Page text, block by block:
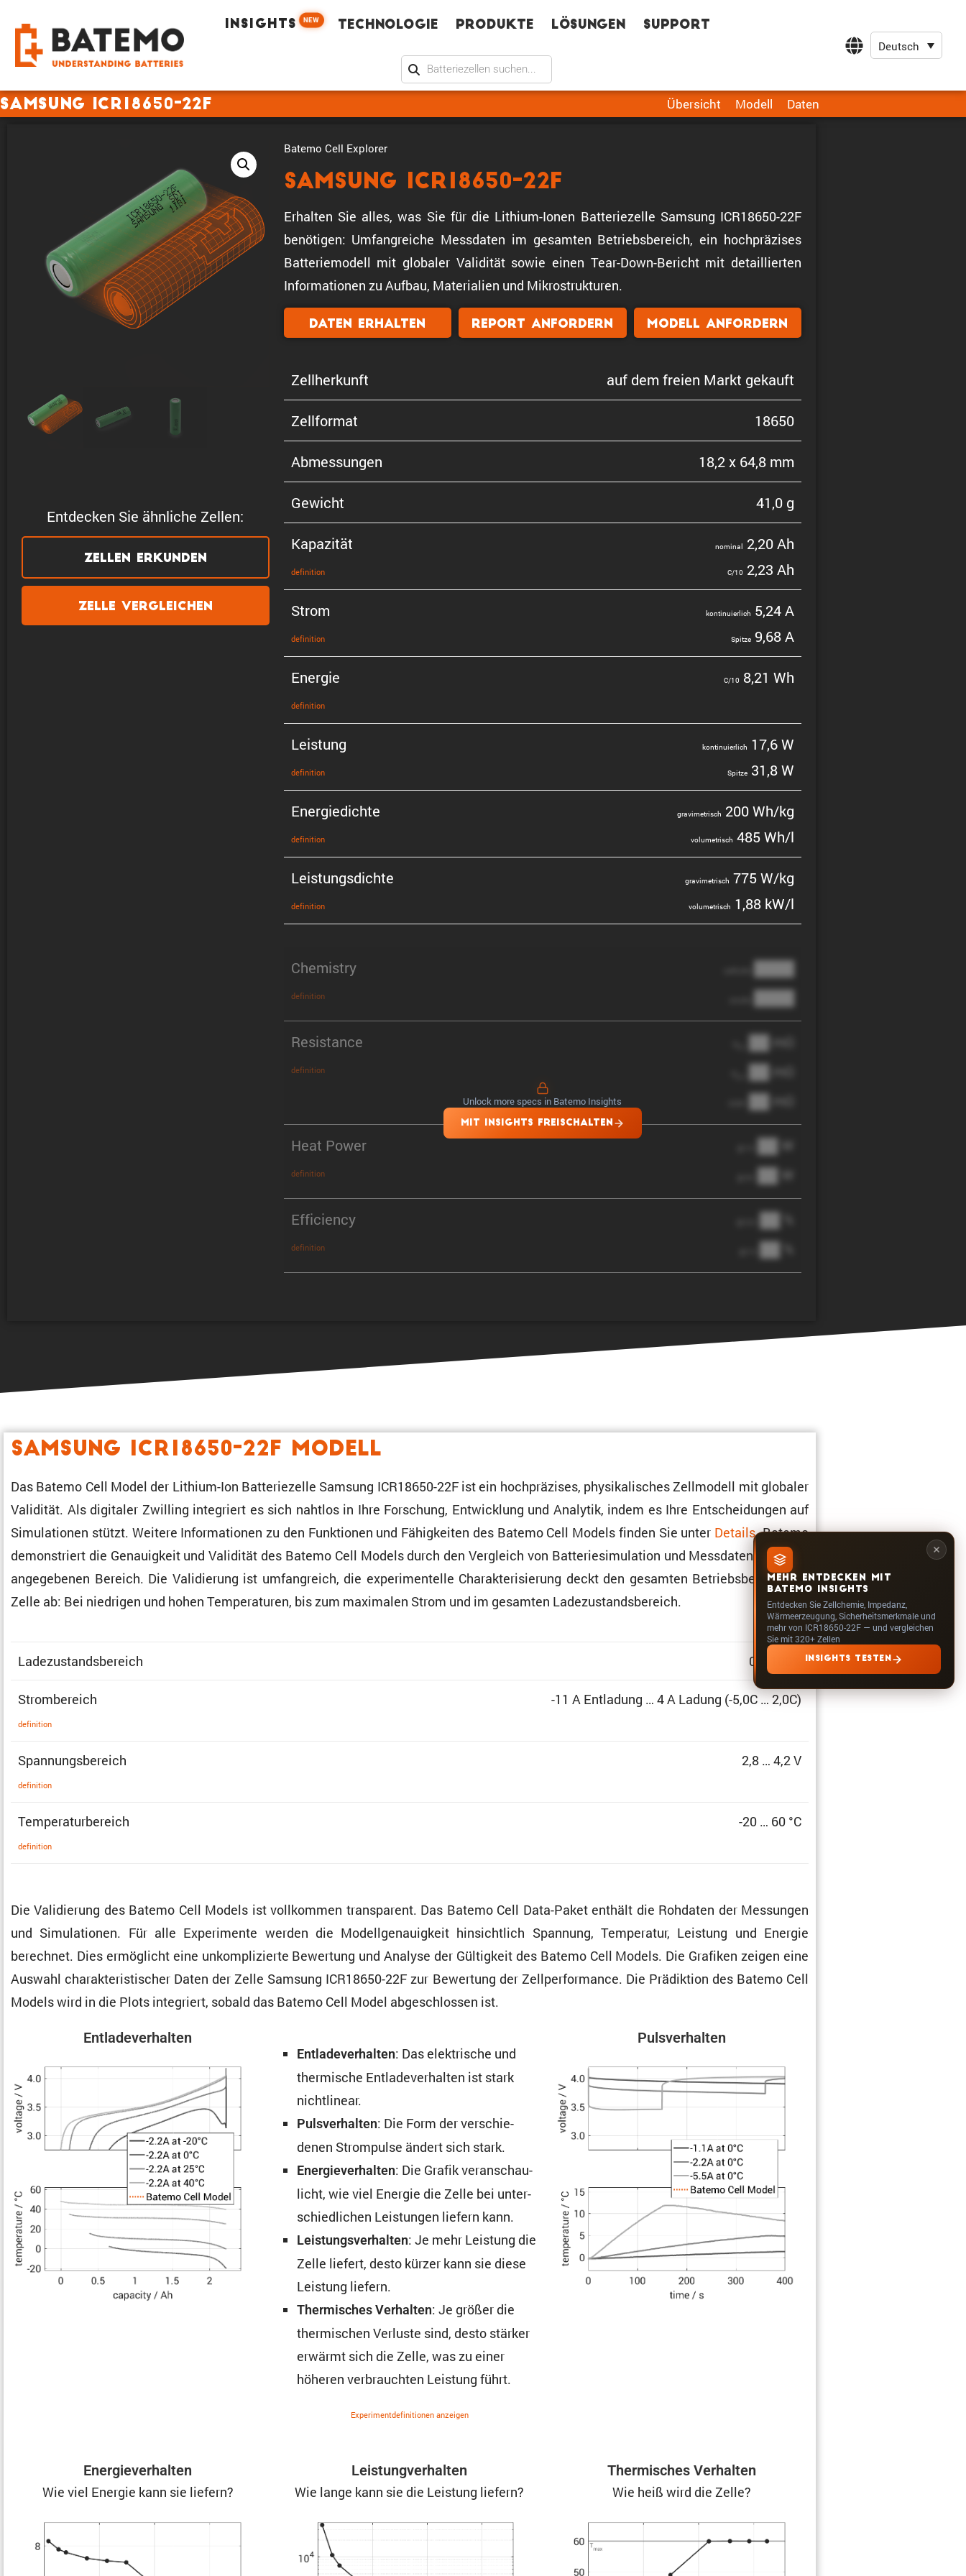
INSIGHTS NEW Technologie Produkte Lösungen Support
Deutsch
Samsung ICR18650-22F Übersicht Modell Daten
Entdecken Sie ähnliche Zellen:
Zellen erkunden
Zelle vergleichen
Batemo Cell Explorer
Samsung ICR18650-22F
Erhalten Sie alles, was Sie für die Lithium-Ionen Batteriezelle Samsung ICR18650-22F
benötigen: Umfangreiche Messdaten im gesamten Betriebsbereich, ein hochpräzises
Batteriemodell mit globaler Validität sowie einen Tear-Down-Bericht mit detaillierten
Informationen zu Aufbau, Materialien und Mikrostrukturen.
Daten erhalten Report anfordern Modell anfordern
Zellher­kunft auf dem freien Markt gekauft
Zellformat 18650
Abmes­sungen 18,2 x 64,8 mm
Gewicht 41,0 g
Kapazität
defini­tion
nominal 2,20 Ah
C/10 2,23 Ah
Strom
defini­tion
konti­nu­ier­lich 5,24 A
Spitze9,68 A
Energie
defini­tion
C/10 8,21 Wh
Leistung
defini­tion
konti­nu­ier­lich 17,6 W
Spitze31,8 W
Energie­dichte
defini­tion
gravi­me­trisch 200 Wh/kg
volume­trisch 485 Wh/l
Leistungs­dichte
defini­tion
gravi­me­trisch 775 W/kg
volume­trisch 1,88 kW/l
Chemistry
definition
████
████
Resistance
definition
██ mΩ
██ mΩ
██ mΩ
Heat Power
definition
██ W
██ W
Efficiency
definition
██ %
██ %
Unlock more specs in Batemo Insights
MIT INSIGHTS FREISCHALTEN
MEHR ENTDECKEN MIT
BATEMO INSIGHTS
Entdecken Sie Zellchemie, Impedanz,
Wärmeerzeugung, Sicherheitsmerkmale und
mehr von ICR18650-22F — und vergleichen
Sie mit 320+ Zellen
INSIGHTS TESTEN
Samsung ICR18650-22F Modell
Das Batemo Cell Model der Lithium-Ion Batte­rie­zelle Samsung ICR18650-22F ist ein hochprä­zises, physi­ka­li­sches Zellmo­dell mit globaler
Validität. Als digitaler Zwilling integriert es sich nahtlos in Ihre Forschung, Entwick­lung und Analytik, indem es Ihre Entschei­dungen auf
Simula­tionen stützt. Weitere Infor­ma­tionen zu den Funktionen und Fähig­keiten des Batemo Cell Models finden Sie unter Details. Batemo
demons­triert die Genau­ig­keit und Validität des Batemo Cell Models durch den Vergleich von Batte­rie­si­mu­la­tion und Messdaten im unten
angege­benen Bereich. Die Validie­rung ist umfang­reich, die experi­men­telle Charak­te­ri­sie­rung deckt den gesamten Betriebs­be­reich der
Zelle ab: Bei niedrigen und hohen Tempe­ra­turen, bis zum maximalen Strom und im gesamten Ladezustandsbereich.
Ladezu­stands­be­reich 0 … 100%
Strom­be­reich
defini­tion
-11 A Entla­dung … 4 A Ladung (-5,0C … 2,0C)
Spannungs­be­reich
defini­tion
2,8 … 4,2 V
Tempe­ra­tur­be­reich
defini­tion
-20 … 60 °C
Die Validie­rung des Batemo Cell Models ist vollkommen trans­pa­rent. Das Batemo Cell Data-Paket enthält die Rohdaten der Messungen
und Simula­tionen. Für alle Experi­mente werden die Modell­ge­nau­ig­keit hinsicht­lich Spannung, Tempe­ratur, Leistung und Energie
berechnet. Dies ermög­licht eine unkom­pli­zierte Bewer­tung und Analyse der Gültig­keit des Batemo Cell Models. Die Grafiken zeigen eine
Auswahl charak­te­ris­ti­scher Daten der Zelle Samsung ICR18650-22F zur Bewer­tung der Zellper­for­mance. Die Prädik­tion des Batemo Cell
Models wird in die Plots integriert, sobald das Batemo Cell Model abgeschlossen ist.
Entla­de­ver­halten
Entla­de­ver­halten: Das elektri­sche und
thermi­sche Entla­de­ver­halten ist stark
nichtlinear.
Pulsver­halten: Die Form der verschie­
denen Strom­pulse ändert sich stark.
Energie­ver­halten: Die Grafik veran­schau­
licht, wie viel Energie die Zelle bei unter­
schied­li­chen Leistungen liefern kann.
Leistungs­ver­halten: Je mehr Leistung die
Zelle liefert, desto kürzer kann sie diese
Leistung liefern.
Thermi­sches Verhalten: Je größer die
thermi­schen Verluste sind, desto stärker
erwärmt sich die Zelle, was zu einer
höheren verbrauchten Leistung führt.
Pulsver­halten
Experi­ment­de­fi­ni­tionen anzeigen
Energie­ver­halten
Wie viel Energie kann sie liefern?
Leistung­ver­halten
Wie lange kann sie die Leistung liefern?
Thermi­sches Verhalten
Wie heiß wird die Zelle?